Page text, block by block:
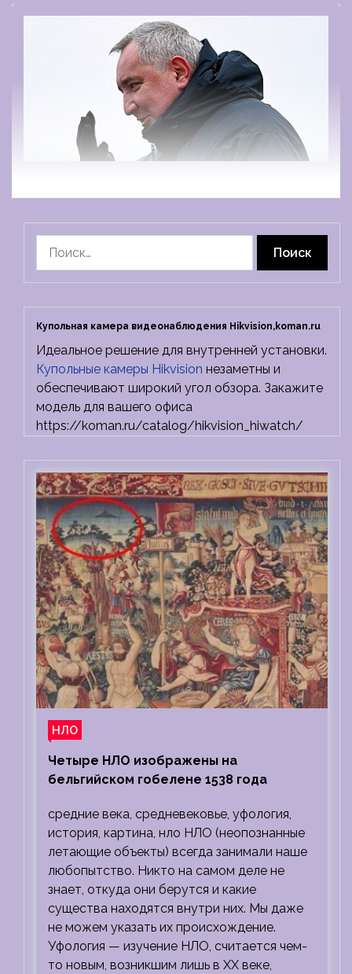
Купольная камера видеонаблюдения Hikvision,koman.ru
Идеальное решение для внутренней установки.
Купольные камеры Hikvision незаметны и
обеспечивают широкий угол обзора. Закажите
модель для вашего офиса
https://koman.ru/catalog/hikvision_hiwatch/
НЛО
Четыре НЛО изображены на
бельгийском гобелене 1538 года
средние века, средневековье, уфология,
история, картина, нло НЛО (неопознанные
летающие объекты) всегда занимали наше
любопытство. Никто на самом деле не
знает, откуда они берутся и какие
существа находятся внутри них. Мы даже
не можем указать их происхождение.
Уфология — изучение НЛО, считается чем-
то новым, возникшим лишь в ХХ веке,